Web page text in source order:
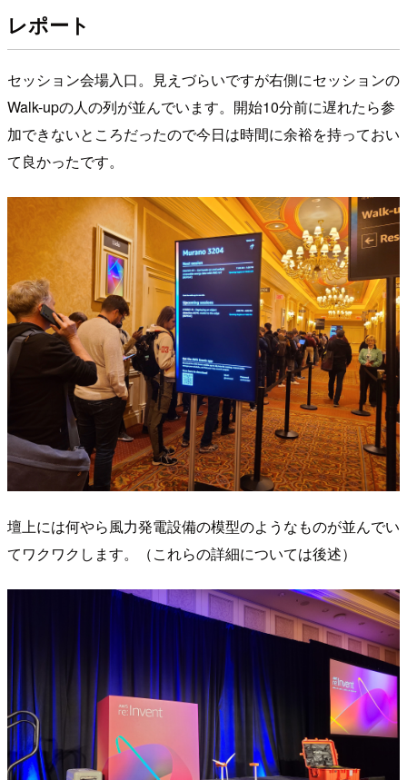
レポート
セッション会場入口。見えづらいですが右側にセッションの
Walk-upの人の列が並んでいます。開始10分前に遅れたら参
加できないところだったので今日は時間に余裕を持っておい
て良かったです。
壇上には何やら風力発電設備の模型のようなものが並んでい
てワクワクします。（これらの詳細については後述）